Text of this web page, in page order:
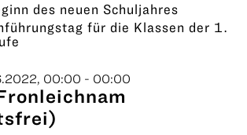
des neuen Schuljahres
für die Klassen der 1.
00:00 - 00:00